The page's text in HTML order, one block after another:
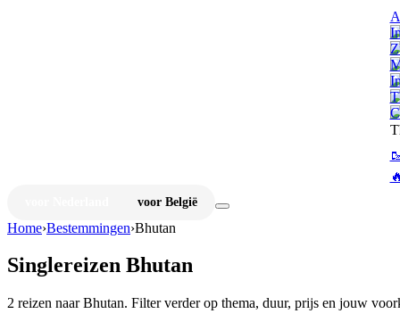
voor België
Home›Bestemmingen›Bhutan
Singlereizen Bhutan
2 reizen naarBhutan. Filter verder op thema, duur, prijs en jouw